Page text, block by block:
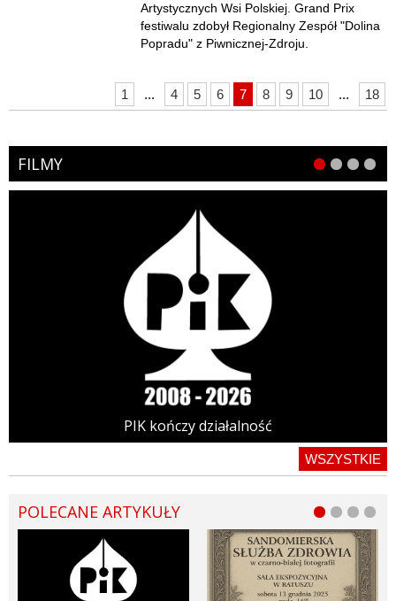
Artystycznych Wsi Polskiej. Grand Prix
festiwalu zdobył Regionalny Zespół "Dolina
Popradu" z Piwnicznej-Zdroju.
1 ... 4 5 6 7 8 9 10 ... 18
FILMY
PIK kończy działalność
WSZYSTKIE
POLECANE ARTYKUŁY